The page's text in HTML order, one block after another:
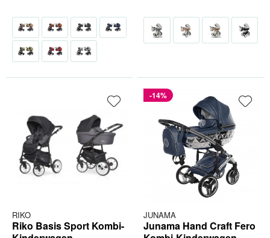
RIKO
Riko Basis Sport Kombi-
-14%
JUNAMA
Junama Hand Craft Fero